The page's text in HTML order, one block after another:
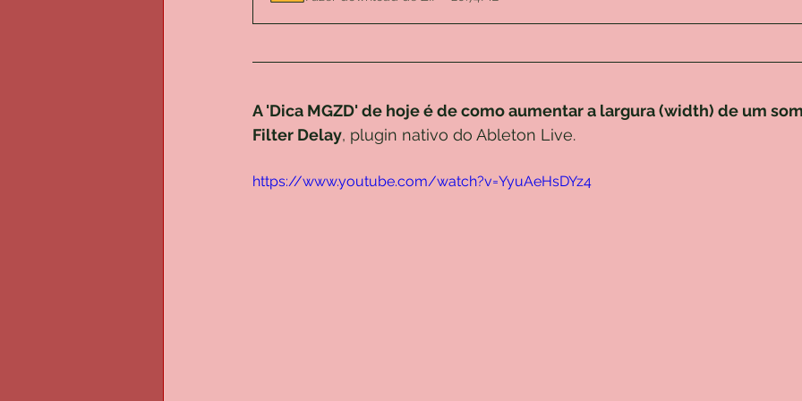
A 'Dica MGZD' de hoje é de como aumentar a largura (width) de um
Filter Delay, plugin nativo do Ableton Live.
https://www.youtube.com/watch?v=YyuAeHsDYz4